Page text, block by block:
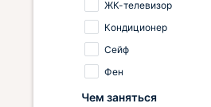
ЖК-телевизор
Кондиционер
Сейф
Фен
Чем заняться